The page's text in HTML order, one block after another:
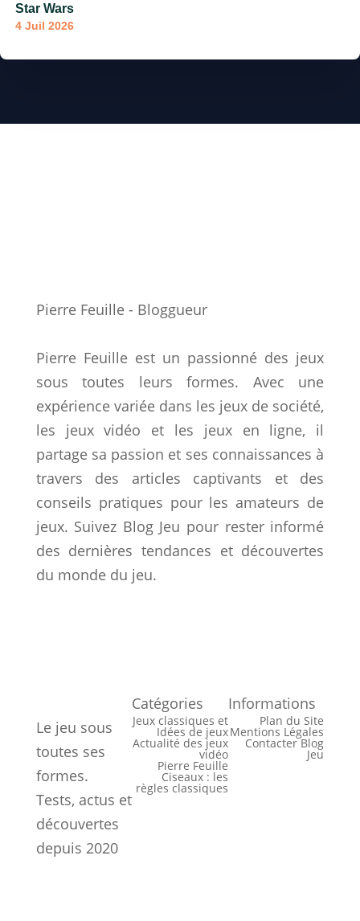
Star Wars
4 Juil 2026
Pierre Feuille - Bloggueur
Pierre Feuille est un passionné des jeux
sous toutes leurs formes. Avec une
expérience variée dans les jeux de société,
les jeux vidéo et les jeux en ligne, il
partage sa passion et ses connaissances à
travers des articles captivants et des
conseils pratiques pour les amateurs de
jeux. Suivez Blog Jeu pour rester informé
des dernières tendances et découvertes
du monde du jeu.
Le jeu sous
toutes ses
formes.
Tests, actus et
découvertes
depuis 2020
Catégories
Jeux classiques et
Idées de jeux
Actualité des jeux
vidéo
Pierre Feuille
Ciseaux : les
règles classiques
Informations
Plan du Site
Mentions Légales
Contacter Blog
Jeu